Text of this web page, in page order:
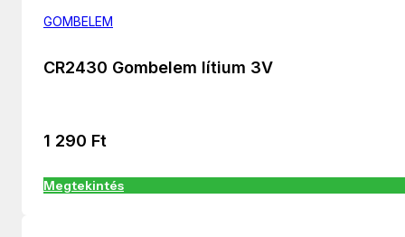
GOMBELEM
CR2430 Gombelem lítium 3V
1 290 Ft
Megtekintés